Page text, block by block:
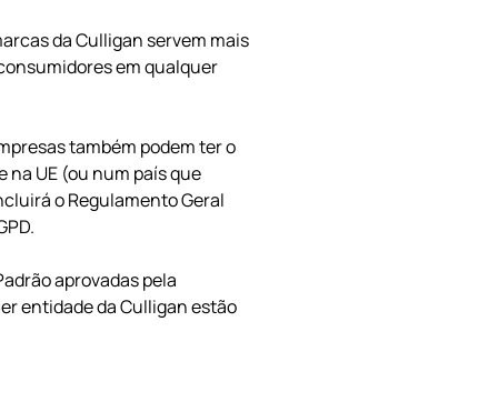
da Culligan servem mais
em qualquer
também podem ter o
UE (ou num país que
o Regulamento Geral
aprovadas pela
entidade da Culligan estão